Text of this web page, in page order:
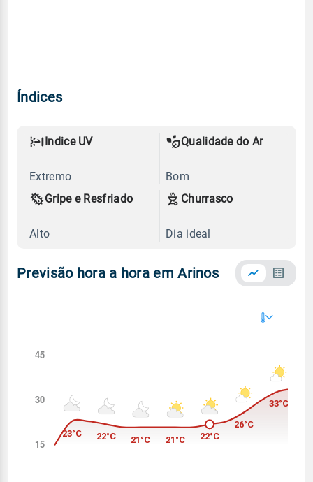
Índices
Índice UV
Extremo
Qualidade do Ar
Bom
Gripe e Resfriado
Alto
Churrasco
Dia ideal
Previsão hora a hora em Arinos